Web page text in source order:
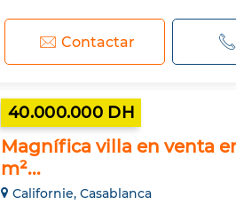
Contactar
40.000.000 DH
Magnífica villa en venta
m²...
Californie, Casablanca